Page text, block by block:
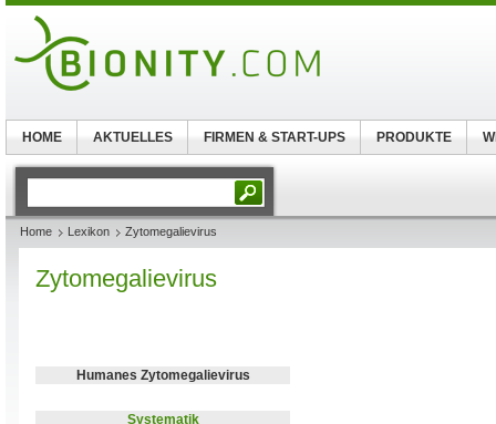
Home Lexikon Zytomegalievirus
Zytomegalievirus
Humanes Zytomegalievirus
Systematik
HOME AKTUELLES FIRMEN & START-UPS PRODUKTE